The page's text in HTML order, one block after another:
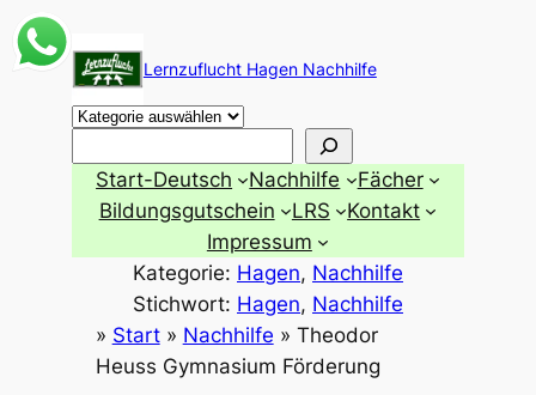
Zum
Inhalt
springen
Lernzuflucht Hagen Nachhilfe
Start-Deutsch Nachhilfe
Fächer
Bildungsgutschein
LRS
Kontakt
Impressum
Kategorie: Hagen, Nachhilfe
Stichwort: Hagen, Nachhilfe
» Start» Nachhilfe » Theodor
Heuss Gymnasium Förderung